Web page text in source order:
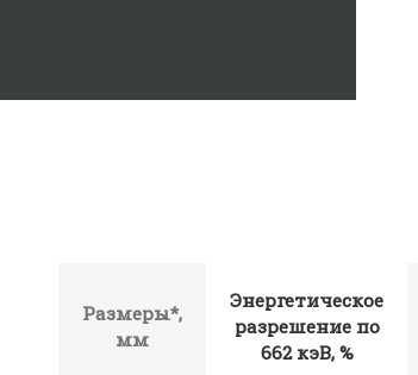
Размеры*,
мм
Энергетическое
разрешение по
662 кэВ, %